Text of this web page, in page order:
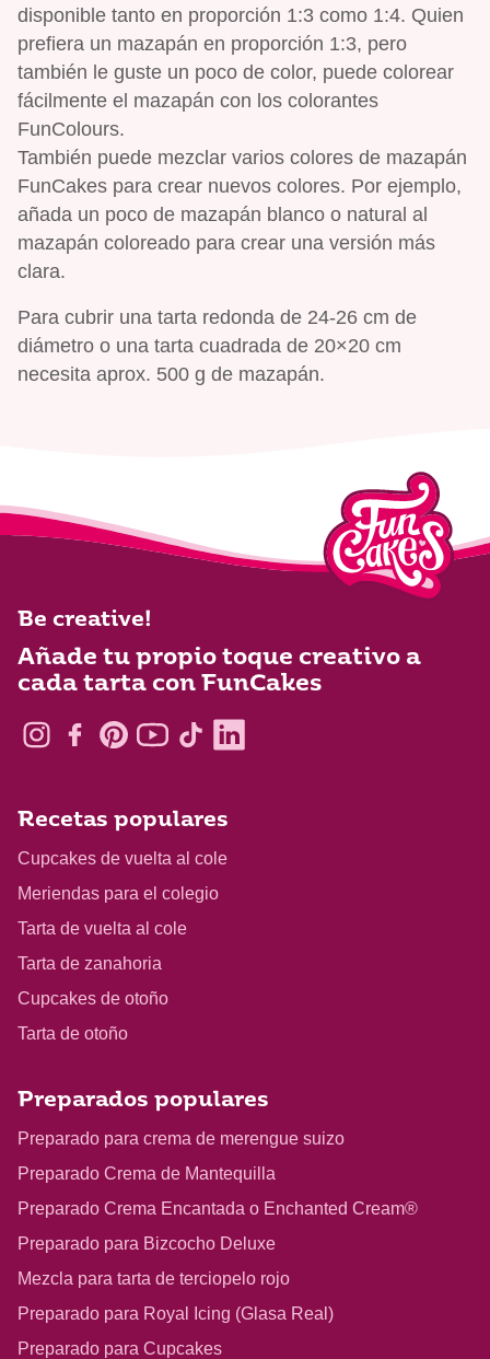
disponible tanto en proporción 1:3 como 1:4. Quien
prefiera un mazapán en proporción 1:3, pero
también le guste un poco de color, puede colorear
fácilmente el mazapán con los colorantes
FunColours.
También puede mezclar varios colores de mazapán
FunCakes para crear nuevos colores. Por ejemplo,
añada un poco de mazapán blanco o natural al
mazapán coloreado para crear una versión más
clara.
Para cubrir una tarta redonda de 24-26 cm de
diámetro o una tarta cuadrada de 20×20 cm
necesita aprox. 500 g de mazapán.
Be creative!
Añade tu propio toque creativo a
cada tarta con FunCakes
Recetas populares
Cupcakes de vuelta al cole
Meriendas para el colegio
Tarta de vuelta al cole
Tarta de zanahoria
Cupcakes de otoño
Tarta de otoño
Preparados populares
Preparado para crema de merengue suizo
Preparado Crema de Mantequilla
Preparado Crema Encantada o Enchanted Cream®
Preparado para Bizcocho Deluxe
Mezcla para tarta de terciopelo rojo
Preparado para Royal Icing (Glasa Real)
Preparado para Cupcakes